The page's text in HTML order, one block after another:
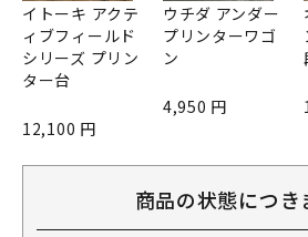
イトーキ アクテ
ィブフィールド
シリーズ プリン
ター台
12,100 円
ウチダ アンダー
プリンターワゴ
ン
4,950 円
商品の状態につき